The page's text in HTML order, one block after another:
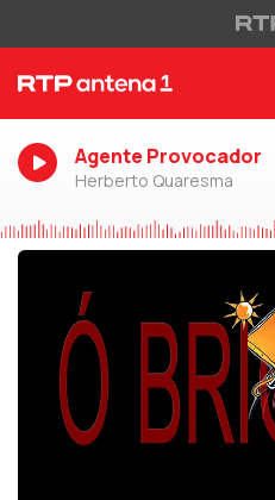
Agente Provocador
Herberto Quaresma